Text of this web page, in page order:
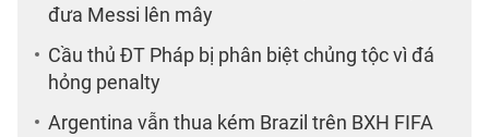
đưa Messi lên mây
Cầu thủ ĐT Pháp bị phân biệt chủng tộc vì đá
hỏng penalty
Argentina vẫn thua kém Brazil trên BXH FIFA